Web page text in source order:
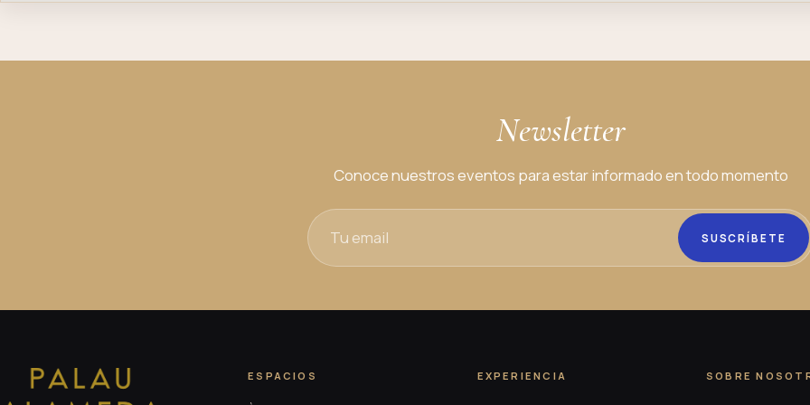
Newsletter
Conoce nuestros eventos para estar informado en todo momento
SUSCRÍBETE
ESPACIOS EXPERIENCIA SOBRE